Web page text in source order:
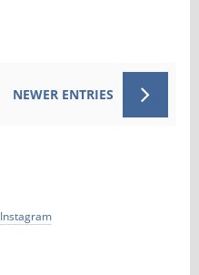
NEWER ENTRIES
Instagram